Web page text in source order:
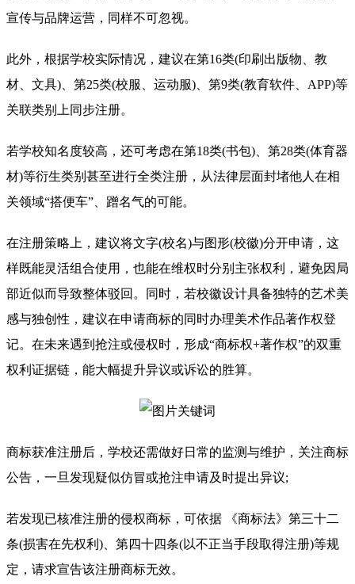
宣传与品牌运营，同样不可忽视。
此外，根据学校实际情况，建议在第16类(印刷出版物、教
材、文具)、第25类(校服、运动服)、第9类(教育软件、APP)等
关联类别上同步注册。
若学校知名度较高，还可考虑在第18类(书包)、第28类(体育器
材)等衍生类别甚至进行全类注册，从法律层面封堵他人在相
关领域“搭便车”、蹭名气的可能。
在注册策略上，建议将文字(校名)与图形(校徽)分开申请，这
样既能灵活组合使用，也能在维权时分别主张权利，避免因局
部近似而导致整体驳回。同时，若校徽设计具备独特的艺术美
感与独创性，建议在申请商标的同时办理美术作品著作权登
记。在未来遇到抢注或侵权时，形成“商标权+著作权”的双重
权利证据链，能大幅提升异议或诉讼的胜算。
商标获准注册后，学校还需做好日常的监测与维护，关注商标
公告，一旦发现疑似仿冒或抢注申请及时提出异议;
若发现已核准注册的侵权商标，可依据 《商标法》第三十二
条(损害在先权利)、第四十四条(以不正当手段取得注册)等规
定，请求宣告该注册商标无效。